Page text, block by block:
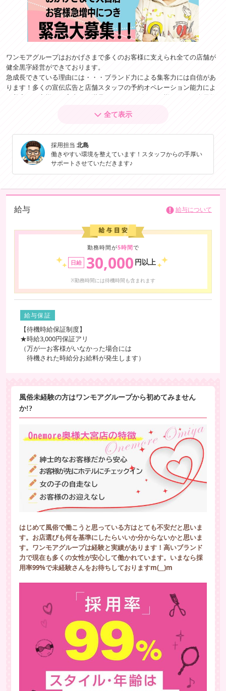
ワンモアグループはおかげさまで多くのお客様に支えられ全ての店舗が
健全黒字経営ができております。
急成長できている理由には・・・ブランド力による集客力には自信があ
ります！多くの宣伝広告と店舗スタッフの予約オペレーション能力によ
り着実にお客様をご案内しご満足いただきリピーター様となって会員数
在籍女性の皆さんにも安定してご接客することができ結果ご満足のいく
喜んでくださっているそんな相乗効果が当グループの勢いになっていま
す！是非大宮エリアでお仕事を探されている方、今の同業他店にご不安
のある方からのご応募を心からお待ちしています
全て表示
採用担当北島
働きやすい環境を整えています！スタッフからの手厚い
サポートさせていただきます♪
給与 給与について
勤務時間が5時間で
日給 30,000 円以上
※勤務時間には待機時間も含まれます
給与保証
【待機時給保証制度】
★時給3,000円保証アリ
（万が一お客様がいなかった場合には
待機された時給分お給料が発生します）
風俗未経験の方はワンモアグループから初めてみません
か!?
はじめて風俗で働こうと思っている方はとても不安だと思いま
す。お店選びも何を基準にしたらいいか分からないかと思いま
す。ワンモアグループは経験と実績があります！高いブランド
力で現在も多くの女性が安心して働かれています。いまなら採
用率99%で未経験さんをお待ちしておりますm(__)m